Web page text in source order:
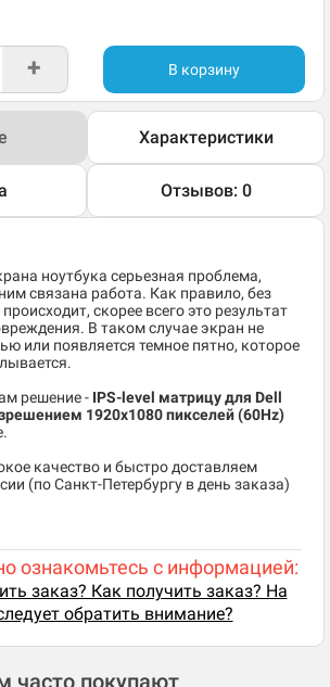
+ В корзину
Характеристики
Отзывов: 0
ноутбука серьезная проблема,
связана работа. Как правило, без
скорее всего это результат
В таком случае экран не
или появляется темное пятно, которое
решение - IPS-level матрицу для Dell
1920x1080 пикселей (60Hz)
качество и быстро доставляем
(по Санкт-Петербургу в день заказа)
ознакомьтесь с информацией:
заказ? Как получить заказ? На
обратить внимание?